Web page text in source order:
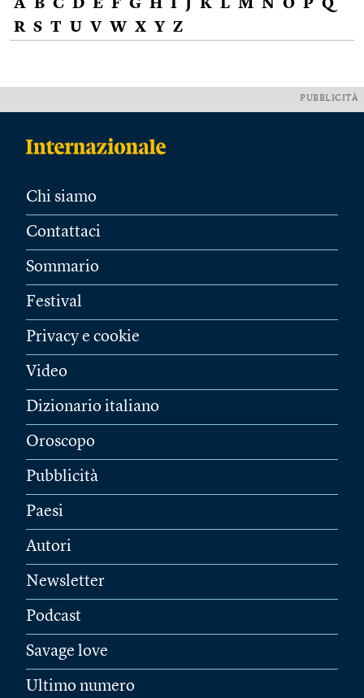
A B C D E F G H I J K L M N O P Q
R S T U V W X Y Z
PUBBLICITÀ
Chi siamo
Contattaci
Sommario
Festival
Privacy e cookie
Video
Dizionario italiano
Oroscopo
Pubblicità
Paesi
Autori
Newsletter
Podcast
Savage love
Ultimo numero